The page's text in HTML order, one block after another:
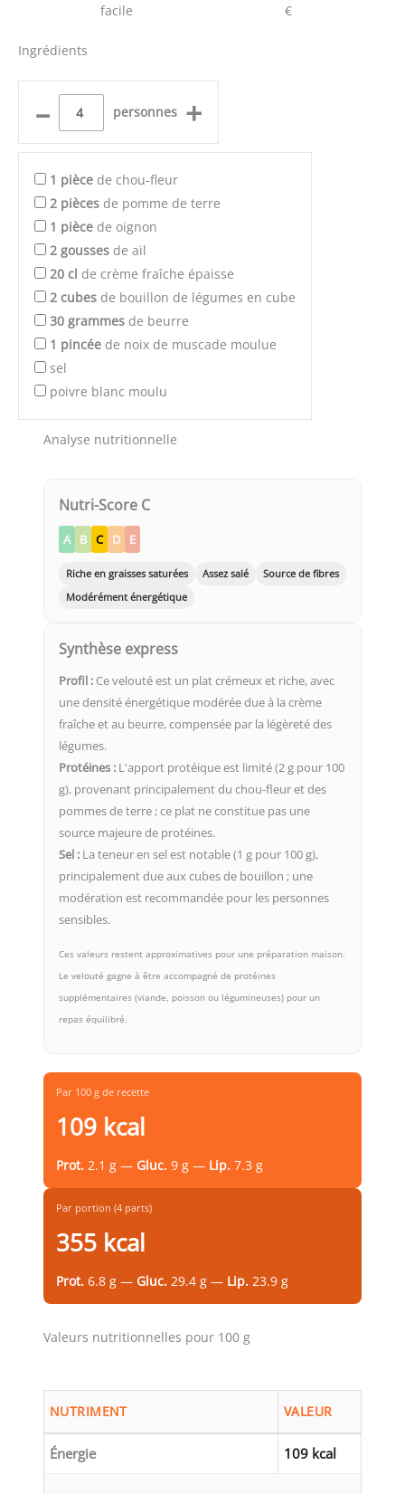
facile €
Ingrédients
– personnes +
1 pièce de chou-fleur
2 pièces de pomme de terre
1 pièce de oignon
2 gousses de ail
20 cl de crème fraîche épaisse
2 cubes de bouillon de légumes en cube
30 grammes de beurre
1 pincée de noix de muscade moulue
sel
poivre blanc moulu
Analyse nutritionnelle
Nutri-Score C
A B C D E
Riche en graisses saturées Assez salé
Source de fibres
Modérément énergétique
Synthèse express
Profil : Ce velouté est un plat crémeux et riche, avec
une densité énergétique modérée due à la crème
fraîche et au beurre, compensée par la légèreté des
légumes.
Protéines : L'apport protéique est limité (2 g pour 100
g), provenant principalement du chou-fleur et des
pommes de terre ; ce plat ne constitue pas une
source majeure de protéines.
Sel : La teneur en sel est notable (1 g pour 100 g),
principalement due aux cubes de bouillon ; une
modération est recommandée pour les personnes
sensibles.
Ces valeurs restent approximatives pour une préparation maison.
Le velouté gagne à être accompagné de protéines
supplémentaires (viande, poisson ou légumineuses) pour un
repas équilibré.
Par 100 g de recette
109 kcal
Prot. 2.1 g — Gluc. 9 g — Lip. 7.3 g
Par portion (4 parts)
355 kcal
Prot. 6.8 g — Gluc. 29.4 g — Lip. 23.9 g
Valeurs nutritionnelles pour 100 g
NUTRIMENT VALEUR
Énergie 109 kcal